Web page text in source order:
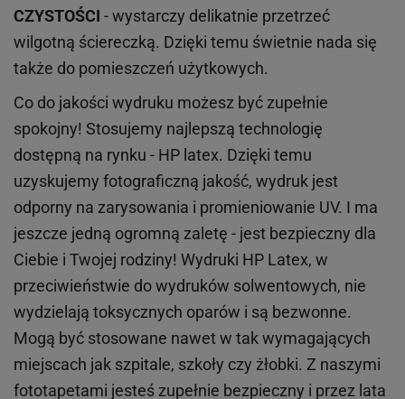
CZYSTOŚCI - wystarczy delikatnie przetrzeć
wilgotną ściereczką. Dzięki temu świetnie nada się
także do pomieszczeń użytkowych.
Co do jakości wydruku możesz być zupełnie
spokojny! Stosujemy najlepszą technologię
dostępną na rynku - HP latex. Dzięki temu
uzyskujemy fotograficzną jakość, wydruk jest
odporny na zarysowania i promieniowanie UV. I ma
jeszcze jedną ogromną zaletę - jest bezpieczny dla
Ciebie i Twojej rodziny! Wydruki HP Latex, w
przeciwieństwie do wydruków solwentowych, nie
wydzielają toksycznych oparów i są bezwonne.
Mogą być stosowane nawet w tak wymagających
miejscach jak szpitale, szkoły czy żłobki. Z naszymi
fototapetami jesteś zupełnie bezpieczny i przez lata